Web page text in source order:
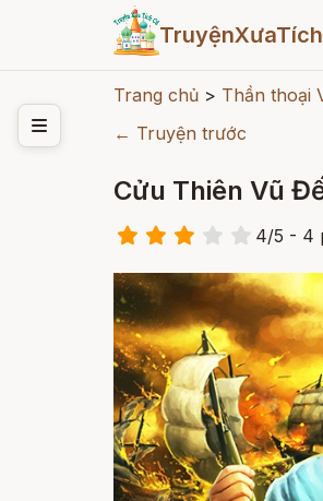
Trang chủ > Thần thoại
← Truyện trước
Cửu Thiên Vũ
4/5 - 4